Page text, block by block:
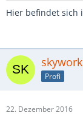
Hier befindet sich
Profi
22. Dezember 2016